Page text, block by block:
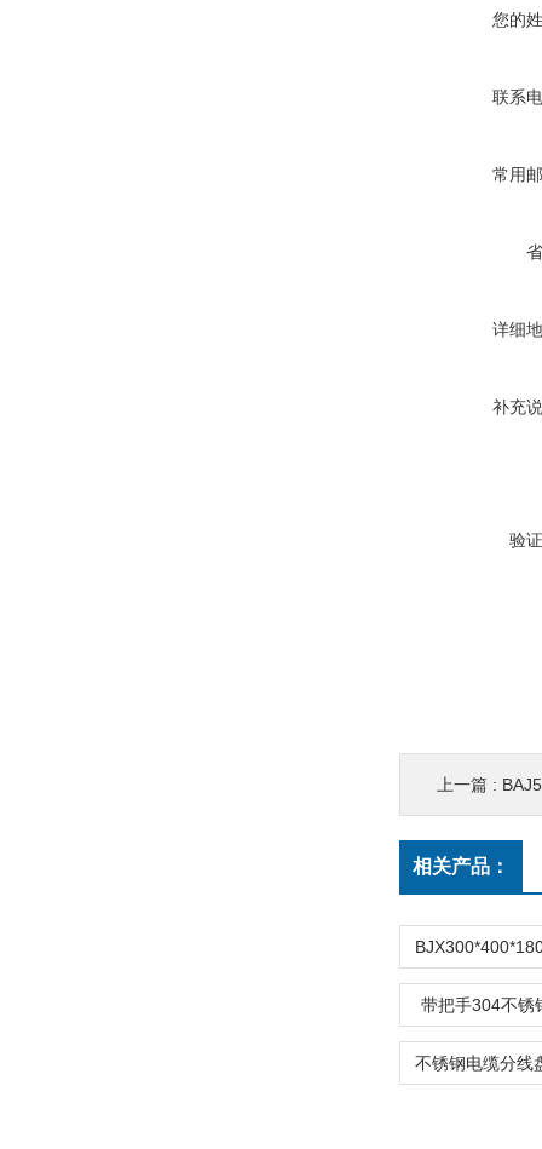
您的
联系
常用
详细
补充
验
上一篇 :
相关产品：
带把手304不锈